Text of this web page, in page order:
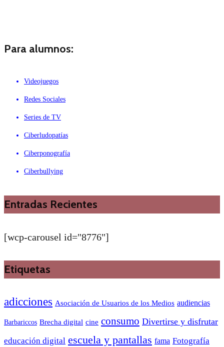
Para alumnos:
Videojuegos
Redes Sociales
Series de TV
Ciberludopatías
Ciberponografía
Ciberbullying
Entradas Recientes
[wcp-carousel id="8776"]
Etiquetas
adicciones Asociación de Usuarios de los Medios audiencias
Barbariccos Brecha digital cine consumo Divertirse y disfrutar
educación digital escuela y pantallas fama Fotografía